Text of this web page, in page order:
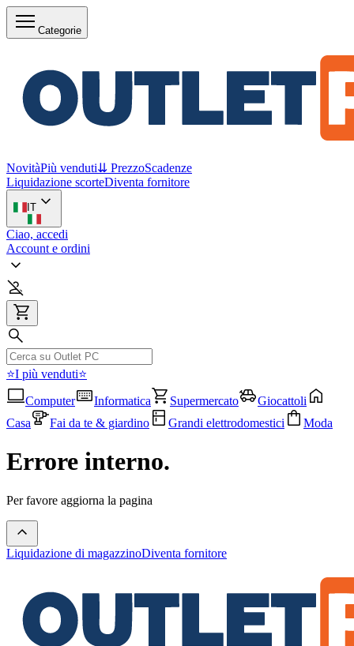
Categorie
NovitàPiù venduti⇊ PrezzoScadenze
Liquidazione scorteDiventa fornitore
IT
Ciao, accedi
Account e ordini
⭐I più venduti⭐
Computer
Informatica Supermercato
Giocattoli
Casa
Fai da te & giardino Grandi elettrodomestici Moda
Errore interno.
Per favore aggiorna la pagina
Liquidazione di magazzinoDiventa fornitore